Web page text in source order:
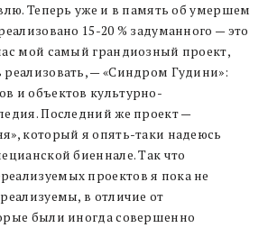
Теперь уже и в память об умершем
15-20 % задуманного — это
мой самый грандиозный проект,
— «Синдром Гудини»:
и объектов культурно-
Последний же проект —
который я опять-таки надеюсь
биеннале. Так что
проектов я пока не
в отличие от
были иногда совершенно